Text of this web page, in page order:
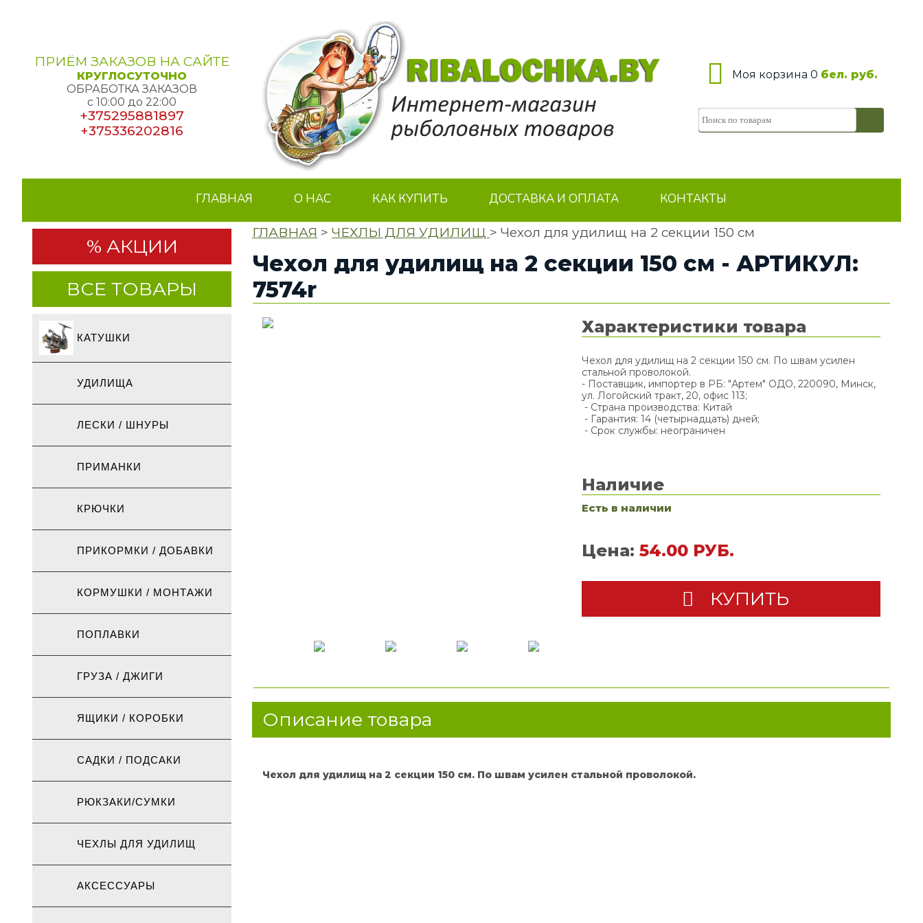
ПРИЁМ ЗАКАЗОВ НА САЙТЕ
КРУГЛОСУТОЧНО
ОБРАБОТКА ЗАКАЗОВ
с 10:00 до 22:00
+375295881897
+375336202816
Моя корзина 0 бел. руб.
ГЛАВНАЯ О НАС КАК КУПИТЬ ДОСТАВКА И ОПЛАТА КОНТАКТЫ
% АКЦИИ
ВСЕ ТОВАРЫ
КАТУШКИ
УДИЛИЩА
ЛЕСКИ / ШНУРЫ
ПРИМАНКИ
КРЮЧКИ
ПРИКОРМКИ / ДОБАВКИ
КОРМУШКИ / МОНТАЖИ
ПОПЛАВКИ
ГРУЗА / ДЖИГИ
ЯЩИКИ / КОРОБКИ
САДКИ / ПОДСАКИ
РЮКЗАКИ/СУМКИ
ЧЕХЛЫ ДЛЯ УДИЛИЩ
АКСЕССУАРЫ
ГЛАВНАЯ > ЧЕХЛЫ ДЛЯ УДИЛИЩ > Чехол для удилищ на 2 секции 150 см
Чехол для удилищ на 2 секции 150 см - АРТИКУЛ:
7574r
Характеристики товара
Чехол для удилищ на 2 секции 150 см. По швам усилен
стальной проволокой.
- Поставщик, импортер в РБ: "Артем" ОДО, 220090, Минск,
ул. Логойский тракт, 20, офис 113;
- Страна производства: Китай
- Гарантия: 14 (четырнадцать) дней;
- Срок службы: неограничен
Наличие
Есть в наличии
Цена: 54.00 РУБ.
КУПИТЬ
Описание товара
Чехол для удилищ на 2 секции 150 см. По швам усилен стальной проволокой.